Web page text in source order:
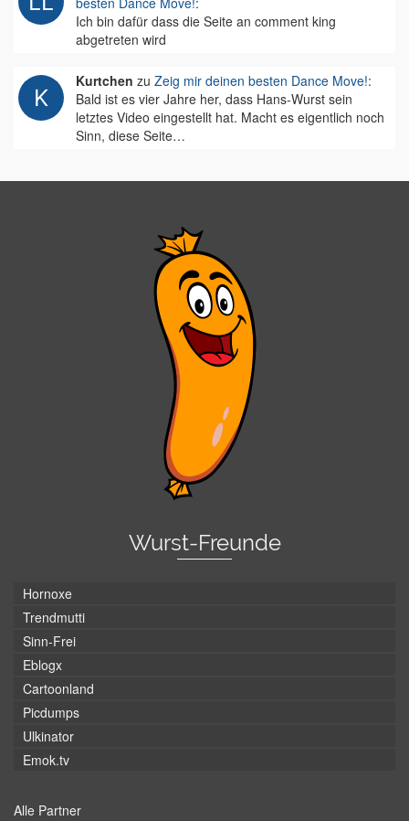
Ich bin dafür dass die Seite an comment king
abgetreten wird
Kurtchen zu Zeig mir deinen besten Dance Move!:
Bald ist es vier Jahre her, dass Hans-Wurst sein
letztes Video eingestellt hat. Macht es eigentlich noch
Sinn, diese Seite…
Wurst-Freunde
Hornoxe
Trendmutti
Sinn-Frei
Eblogx
Cartoonland
Picdumps
Ulkinator
Emok.tv
Alle Partner